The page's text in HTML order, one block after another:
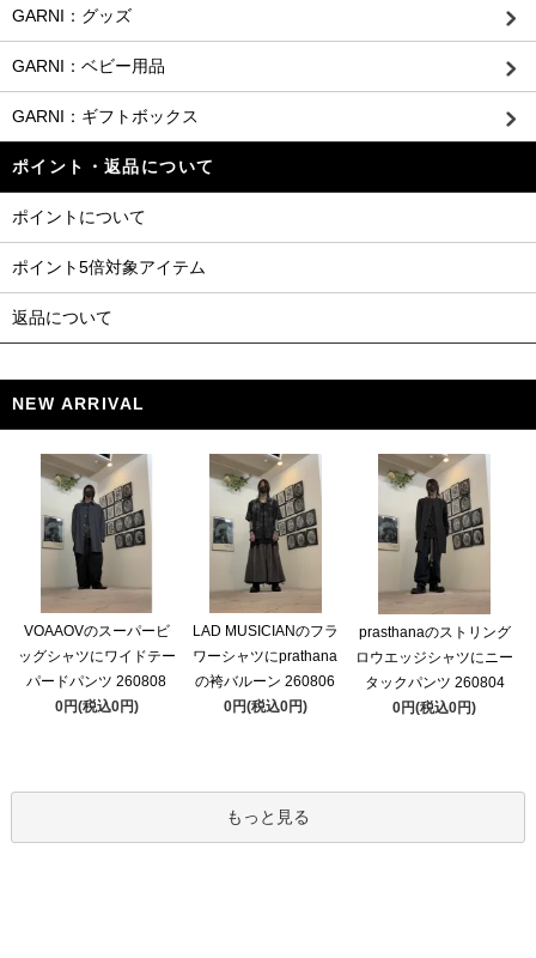
GARNI：グッズ
GARNI：ベビー用品
GARNI：ギフトボックス
ポイント・返品について
ポイントについて
ポイント5倍対象アイテム
返品について
NEW ARRIVAL
VOAAOVのスーパービ
ッグシャツにワイドテー
パードパンツ 260808
0円(税込0円)
LAD MUSICIANのフラ
ワーシャツにprathana
の袴バルーン 260806
0円(税込0円)
prasthanaのストリング
ロウエッジシャツにニー
タックパンツ 260804
0円(税込0円)
もっと見る